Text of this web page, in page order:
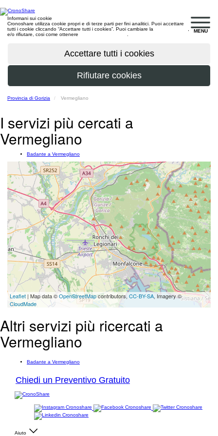
MENU
Informani sui cookie
Cronoshare utilizza cookie propri e di terze parti per fini analitici. Puoi accettare
tutti i cookie cliccando “Accettare tutti i cookies”. Puoi cambiare la
e/o rifiutare, cosi come ottenere
Provincia di Gorizia Vermegliano
I servizi più cercati a
Vermegliano
Badante a Vermegliano
Leaflet | Map data ©OpenStreetMapcontributors, CC-BY-SA, Imagery ©
CloudMade
Altri servizi più ricercati a
Vermegliano
Badante a Vermegliano
Chiedi un Preventivo Gratuito
Aiuto